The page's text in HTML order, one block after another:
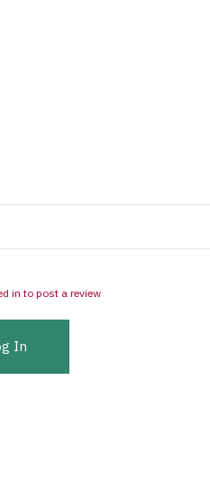
in to post a review
In